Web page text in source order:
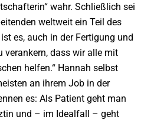
wahr. Schließlich sei
weltweit ein Teil des
es, auch in der Fertigung und
verankern, dass wir alle mit
helfen.“ Hannah selbst
an ihrem Job in der
es: Als Patient geht man
und – im Idealfall – geht